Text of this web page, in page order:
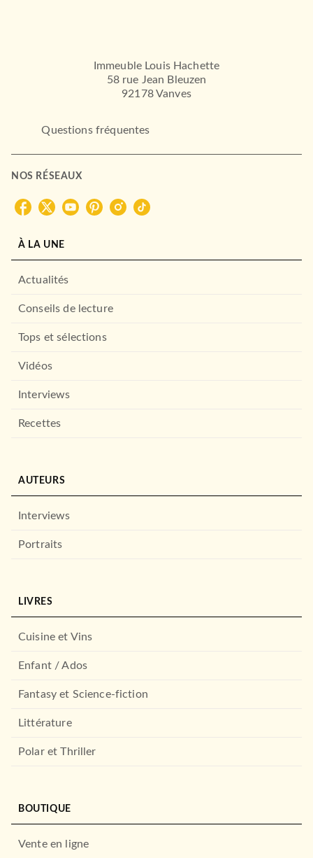
Ava Corrigan
HACHETTE ROMANS
HACHETTE ROMANS
Immeuble Louis Hachette
58 rue Jean Bleuzen
92178 Vanves
Questions fréquentes
NOS RÉSEAUX
À LA UNE
Actualités
Conseils de lecture
Tops et sélections
Vidéos
Interviews
Recettes
AUTEURS
Interviews
Portraits
LIVRES
Cuisine et Vins
Enfant / Ados
Fantasy et Science-fiction
Littérature
Polar et Thriller
BOUTIQUE
Vente en ligne